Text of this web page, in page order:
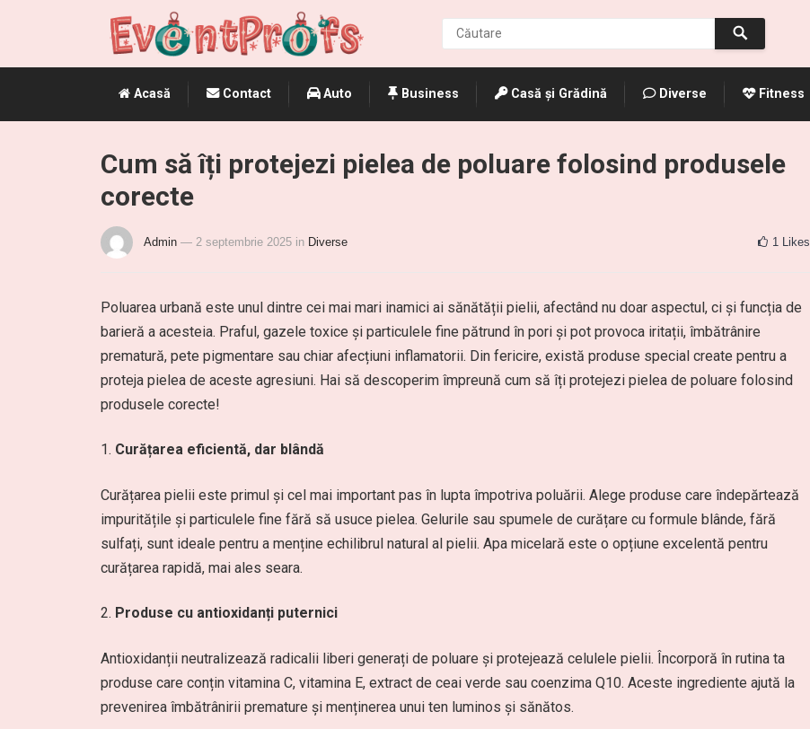
Acasă Contact Auto Business Casă și Grădină Diverse Fitness
Cum să îți protejezi pielea de poluare folosind produsele
corecte
Admin — 2 septembrie 2025 in Diverse 1 Likes
Poluarea urbană este unul dintre cei mai mari inamici ai sănătății pielii, afectând nu doar aspectul, ci și funcția de
barieră a acesteia. Praful, gazele toxice și particulele fine pătrund în pori și pot provoca iritații, îmbătrânire
prematură, pete pigmentare sau chiar afecțiuni inflamatorii. Din fericire, există produse special create pentru a
proteja pielea de aceste agresiuni. Hai să descoperim împreună cum să îți protejezi pielea de poluare folosind
produsele corecte!
Curățarea eficientă, dar blândă
Curățarea pielii este primul și cel mai important pas în lupta împotriva poluării. Alege produse care îndepărtează
impuritățile și particulele fine fără să usuce pielea. Gelurile sau spumele de curățare cu formule blânde, fără
sulfați, sunt ideale pentru a menține echilibrul natural al pielii. Apa micelară este o opțiune excelentă pentru
curățarea rapidă, mai ales seara.
Produse cu antioxidanți puternici
Antioxidanții neutralizează radicalii liberi generați de poluare și protejează celulele pielii. Încorporă în rutina ta
produse care conțin vitamina C, vitamina E, extract de ceai verde sau coenzima Q10. Aceste ingrediente ajută la
prevenirea îmbătrânirii premature și menținerea unui ten luminos și sănătos.